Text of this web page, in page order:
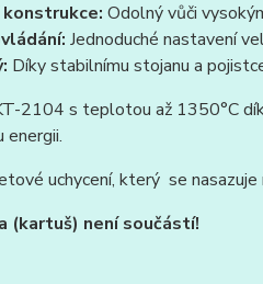
Odolný vůči
Jednoduché nastavení
Díky stabilnímu stojanu a
2104 s teplotou až 1350°C
energii.
uchycení, který se
(kartuš) není součástí!